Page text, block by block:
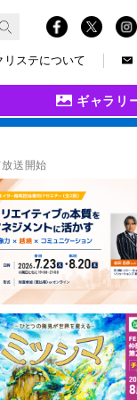
リステについて
ギャラリ
送開始